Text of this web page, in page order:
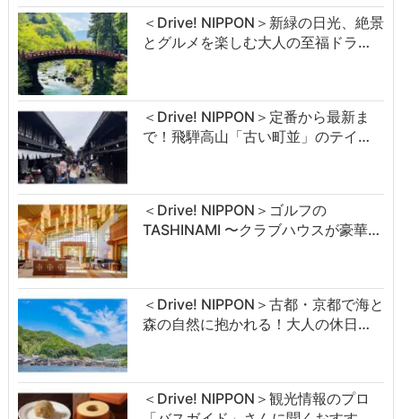
＜Drive! NIPPON＞新緑の日光、絶景
とグルメを楽しむ大人の至福ドラ…
＜Drive! NIPPON＞定番から最新ま
で！飛騨高山「古い町並」のテイ…
＜Drive! NIPPON＞ゴルフの
TASHINAMI 〜クラブハウスが豪華…
＜Drive! NIPPON＞古都・京都で海と
森の自然に抱かれる！大人の休日…
＜Drive! NIPPON＞観光情報のプロ